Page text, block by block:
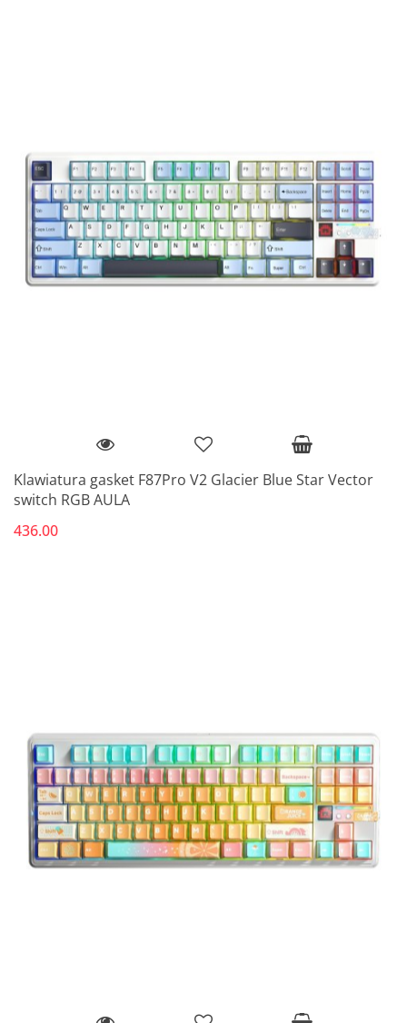
Klawiatura gasket F87Pro V2 Glacier Blue Star Vector
switch RGB AULA
436.00